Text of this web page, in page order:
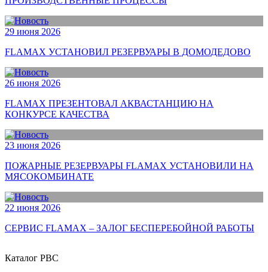
29 июня 2026
FLAMAX УСТАНОВИЛ РЕЗЕРВУАРЫ В ДОМОДЕДОВО
26 июня 2026
FLAMAX ПРЕЗЕНТОВАЛ АКВАСТАНЦИЮ НА
КОНКУРСЕ КАЧЕСТВА
23 июня 2026
ПОЖАРНЫЕ РЕЗЕРВУАРЫ FLAMAX УСТАНОВИЛИ НА
МЯСОКОМБИНАТЕ
22 июня 2026
СЕРВИС FLAMAX – ЗАЛОГ БЕСПЕРЕБОЙНОЙ РАБОТЫ
Каталог РВС